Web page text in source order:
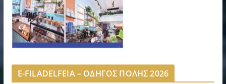
E-FILADELFEIA – ΟΔΗΓΟΣ ΠΟΛΗΣ 2026